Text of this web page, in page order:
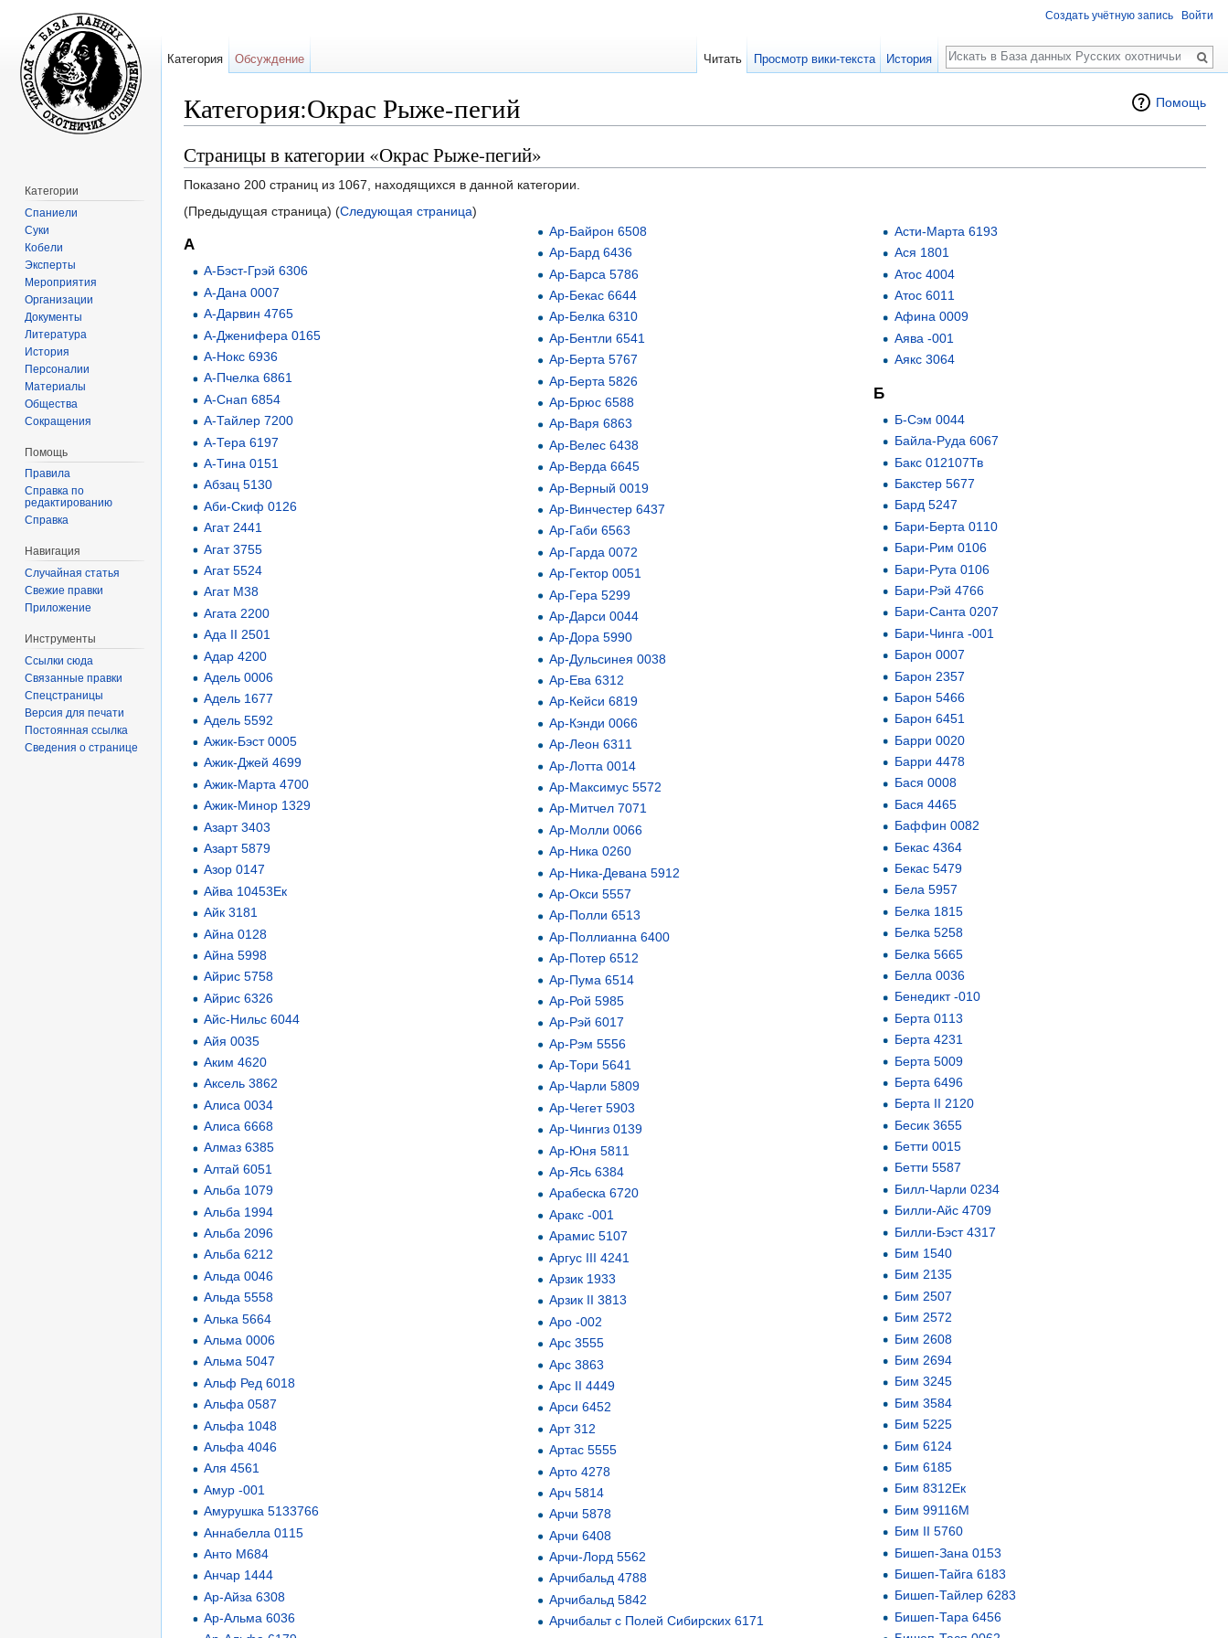
Помощь
Категория:Окрас Рыже-пегий
Страницы в категории «Окрас Рыже-пегий»
Показано 200 страниц из 1067, находящихся в данной категории.
(Предыдущая страница) (Следующая страница)
А
А-Бэст-Грэй 6306
А-Дана 0007
А-Дарвин 4765
А-Дженифера 0165
А-Нокс 6936
А-Пчелка 6861
А-Снап 6854
А-Тайлер 7200
А-Тера 6197
А-Тина 0151
Абзац 5130
Аби-Скиф 0126
Агат 2441
Агат 3755
Агат 5524
Агат М38
Агата 2200
Ада II 2501
Адар 4200
Адель 0006
Адель 1677
Адель 5592
Ажик-Бэст 0005
Ажик-Джей 4699
Ажик-Марта 4700
Ажик-Минор 1329
Азарт 3403
Азарт 5879
Азор 0147
Айва 10453Ек
Айк 3181
Айна 0128
Айна 5998
Айрис 5758
Айрис 6326
Айс-Нильс 6044
Айя 0035
Аким 4620
Аксель 3862
Алиса 0034
Алиса 6668
Алмаз 6385
Алтай 6051
Альба 1079
Альба 1994
Альба 2096
Альба 6212
Альда 0046
Альда 5558
Алька 5664
Альма 0006
Альма 5047
Альф Ред 6018
Альфа 0587
Альфа 1048
Альфа 4046
Аля 4561
Амур -001
Амурушка 5133766
Аннабелла 0115
Анто М684
Анчар 1444
Ар-Айза 6308
Ар-Альма 6036
Ар-Байрон 6508
Ар-Бард 6436
Ар-Барса 5786
Ар-Бекас 6644
Ар-Белка 6310
Ар-Бентли 6541
Ар-Берта 5767
Ар-Берта 5826
Ар-Брюс 6588
Ар-Варя 6863
Ар-Велес 6438
Ар-Верда 6645
Ар-Верный 0019
Ар-Винчестер 6437
Ар-Габи 6563
Ар-Гарда 0072
Ар-Гектор 0051
Ар-Гера 5299
Ар-Дарси 0044
Ар-Дора 5990
Ар-Дульсинея 0038
Ар-Ева 6312
Ар-Кейси 6819
Ар-Кэнди 0066
Ар-Леон 6311
Ар-Лотта 0014
Ар-Максимус 5572
Ар-Митчел 7071
Ар-Молли 0066
Ар-Ника 0260
Ар-Ника-Девана 5912
Ар-Окси 5557
Ар-Полли 6513
Ар-Поллианна 6400
Ар-Потер 6512
Ар-Пума 6514
Ар-Рой 5985
Ар-Рэй 6017
Ар-Рэм 5556
Ар-Тори 5641
Ар-Чарли 5809
Ар-Чегет 5903
Ар-Чингиз 0139
Ар-Юня 5811
Ар-Ясь 6384
Арабеска 6720
Аракс -001
Арамис 5107
Аргус III 4241
Арзик 1933
Арзик II 3813
Аро -002
Арс 3555
Арс 3863
Арс II 4449
Арси 6452
Арт 312
Артас 5555
Арто 4278
Арч 5814
Арчи 5878
Арчи 6408
Арчи-Лорд 5562
Арчибальд 4788
Арчибальд 5842
Арчибальт с Полей Сибирских 6171
Асти-Марта 6193
Ася 1801
Атос 4004
Атос 6011
Афина 0009
Аява -001
Аякс 3064
Б
Б-Сэм 0044
Байла-Руда 6067
Бакс 012107Тв
Бакстер 5677
Бард 5247
Бари-Берта 0110
Бари-Рим 0106
Бари-Рута 0106
Бари-Рэй 4766
Бари-Санта 0207
Бари-Чинга -001
Барон 0007
Барон 2357
Барон 5466
Барон 6451
Барри 0020
Барри 4478
Бася 0008
Бася 4465
Баффин 0082
Бекас 4364
Бекас 5479
Бела 5957
Белка 1815
Белка 5258
Белка 5665
Белла 0036
Бенедикт -010
Берта 0113
Берта 4231
Берта 5009
Берта 6496
Берта II 2120
Бесик 3655
Бетти 0015
Бетти 5587
Билл-Чарли 0234
Билли-Айс 4709
Билли-Бэст 4317
Бим 1540
Бим 2135
Бим 2507
Бим 2572
Бим 2608
Бим 2694
Бим 3245
Бим 3584
Бим 5225
Бим 6124
Бим 6185
Бим 8312Ек
Бим 99116М
Бим II 5760
Бишеп-Зана 0153
Бишеп-Тайга 6183
Бишеп-Тайлер 6283
Бишеп-Тара 6456
Создать учётную запись Войти
Категория Обсуждение Читать Просмотр вики-текста История
Поиск
Категории
Спаниели
Суки
Кобели
Эксперты
Мероприятия
Организации
Документы
Литература
История
Персоналии
Материалы
Общества
Сокращения
Помощь
Правила
Справка по
редактированию
Справка
Навигация
Случайная статья
Свежие правки
Приложение
Инструменты
Ссылки сюда
Связанные правки
Спецстраницы
Версия для печати
Постоянная ссылка
Сведения о странице